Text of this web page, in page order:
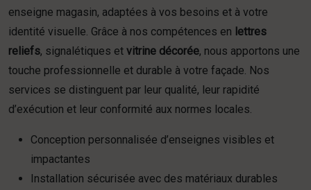
enseigne magasin, adaptées à vos besoins et à votre
identité visuelle. Grâce à nos compétences en lettres
reliefs, signalétiques et vitrine décorée, nous apportons une
touche professionnelle et durable à votre façade. Nos
services se distinguent par leur qualité, leur rapidité
d’exécution et leur conformité aux normes locales.
Conception personnalisée d’enseignes visibles et
impactantes
Installation sécurisée avec des matériaux durables